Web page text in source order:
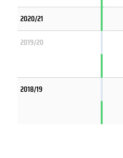
2020/21
2019/20
2018/19